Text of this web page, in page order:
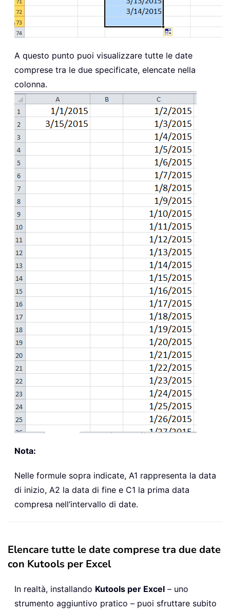
A questo punto puoi visualizzare tutte le date
comprese tra le due specificate, elencate nella
colonna.
Nota:
Nelle formule sopra indicate, A1 rappresenta la data
di inizio, A2 la data di fine e C1 la prima data
compresa nell’intervallo di date.
Elencare tutte le date comprese tra due date
con Kutools per Excel
In realtà, installando Kutools per Excel – uno
strumento aggiuntivo pratico – puoi sfruttare subito